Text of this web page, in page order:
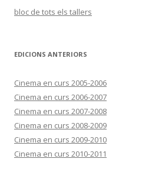
bloc de tots els tallers
EDICIONS ANTERIORS
Cinema en curs 2005-2006
Cinema en curs 2006-2007
Cinema en curs 2007-2008
Cinema en curs 2008-2009
Cinema en curs 2009-2010
Cinema en curs 2010-2011